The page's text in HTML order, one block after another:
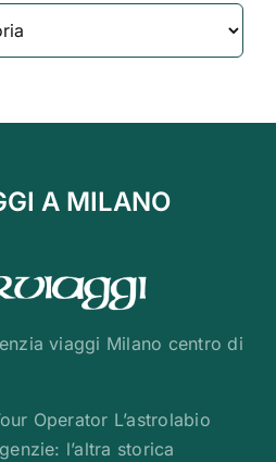
A MILANO
viaggi Milano centro di
Operator L’astrolabio
l’altra storica